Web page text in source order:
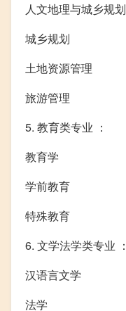
人文地理与城乡规划
城乡规划
土地资源管理
旅游管理
5. 教育类专业 ：
教育学
学前教育
特殊教育
6. 文学法学类专业 ：
汉语言文学
法学